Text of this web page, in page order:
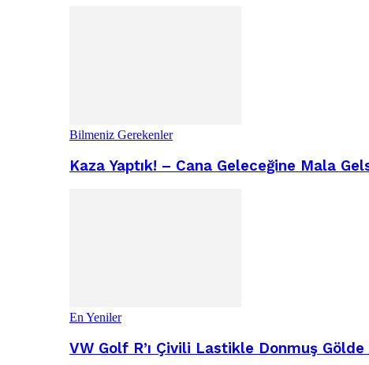
Bilmeniz Gerekenler
Kaza Yaptık! – Cana Geleceğine Mala
En Yeniler
VW Golf R’ı Çivili Lastikle Donmuş Gölde